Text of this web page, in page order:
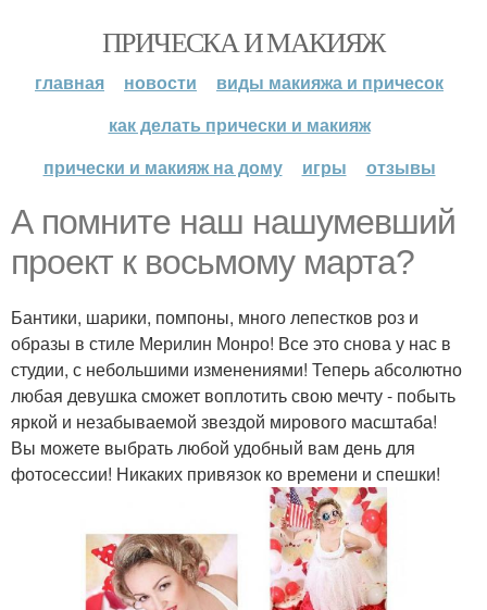
ПРИЧЕСКА И МАКИЯЖ
главная новости
виды макияжа и причесок
как делать прически и макияж
прически и макияж на дому
игры отзывы
А помните наш нашумевший
проект к восьмому марта?
Бантики, шарики, помпоны, много лепестков роз и
образы в стиле Мерилин Монро! Все это снова у нас в
студии, с небольшими изменениями! Теперь абсолютно
любая девушка сможет воплотить свою мечту - побыть
яркой и незабываемой звездой мирового масштаба!
Вы можете выбрать любой удобный вам день для
фотосессии! Никаких привязок ко времени и спешки!